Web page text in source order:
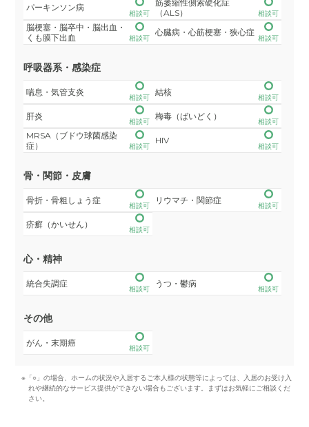
パーキンソン病
相談可
筋萎縮性側索硬化症
（ALS）
相談可
脳梗塞・脳卒中・脳出血・
くも膜下出血
相談可
心臓病・心筋梗塞・狭心症
相談可
呼吸器系・感染症
喘息・気管支炎
相談可
結核
相談可
肝炎
相談可
梅毒（ばいどく）
相談可
MRSA（ブドウ球菌感染
症）
相談可
HIV
相談可
骨・関節・皮膚
骨折・骨粗しょう症
相談可
リウマチ・関節症
相談可
疥癬（かいせん）
相談可
心・精神
統合失調症
相談可
うつ・鬱病
相談可
その他
がん・末期癌
相談可
※「○」の場合、ホームの状況や入居するご本人様の状態等によっては、入居のお受け入
れや継続的なサービス提供ができない場合もございます。まずはお気軽にご相談くだ
さい。